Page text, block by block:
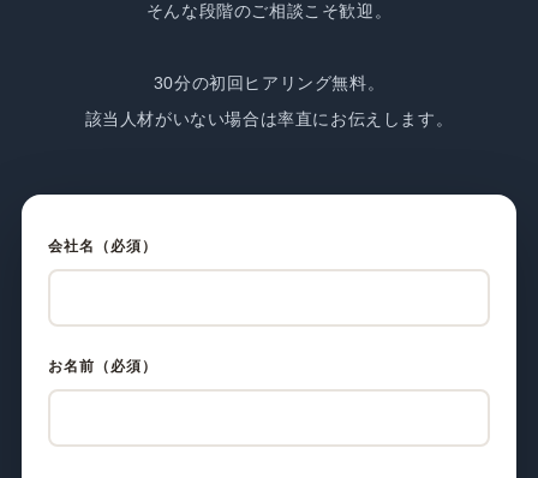
そんな段階のご相談こそ歓迎。
30分の初回ヒアリング無料。
該当人材がいない場合は率直にお伝えします。
会社名（必須）
お名前（必須）